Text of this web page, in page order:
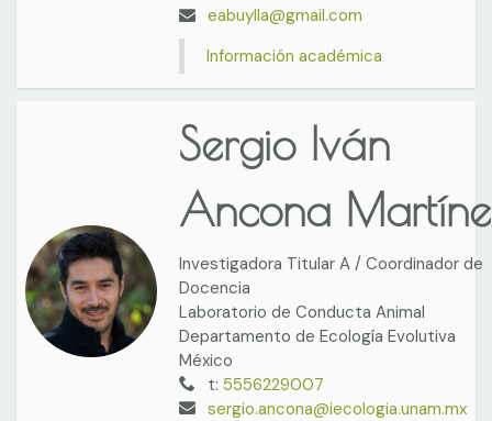
eabuylla@gmail.com
Información académica
Sergio Iván
Ancona
Investigadora Titular A / Coordinador de
Docencia
Laboratorio de Conducta Animal
Departamento de Ecología Evolutiva
México
t:5556229007
sergio.ancona@iecologia.unam.mx